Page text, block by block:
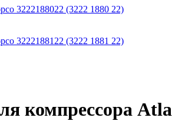
3222188022 (3222 1880 22)
3222188122 (3222 1881 22)
компрессора